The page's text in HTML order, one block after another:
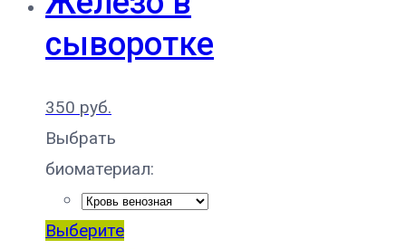
сыворотке
350 руб.
Выбрать
биоматериал:
Выберите